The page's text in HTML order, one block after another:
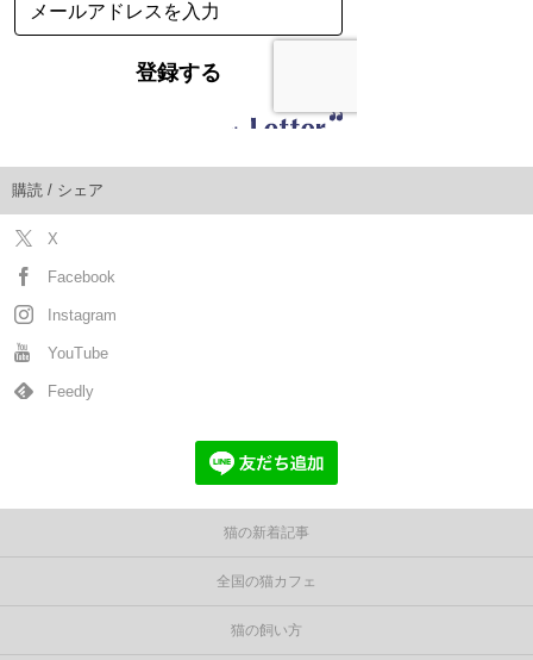
購読 / シェア
X
Facebook
Instagram
YouTube
Feedly
猫の新着記事
全国の猫カフェ
猫の飼い方